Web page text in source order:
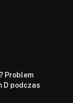
Problem
D podczas